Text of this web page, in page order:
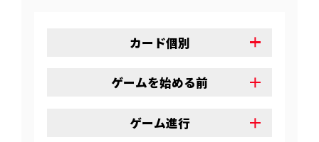
カード個別
ゲームを始める前
ゲーム進行